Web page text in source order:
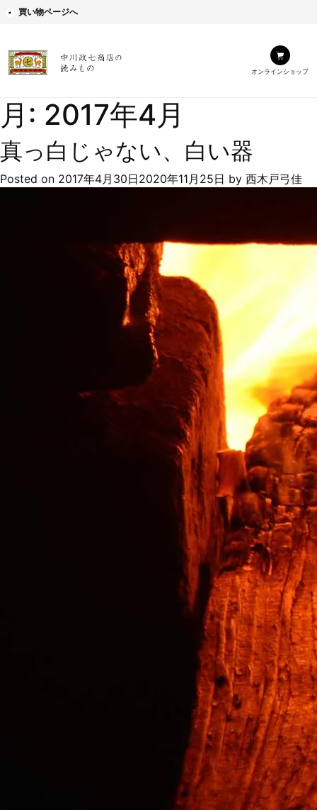
買い物ページへ
オンラインショップ
月: 2017年4月
真っ白じゃない、白い器
Posted on 2017年4月30日2020年11月25日 by 西木戸弓佳